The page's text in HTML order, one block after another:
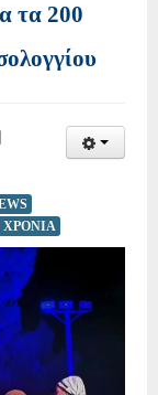
τα 200
ΧΡΟΝΙΑ